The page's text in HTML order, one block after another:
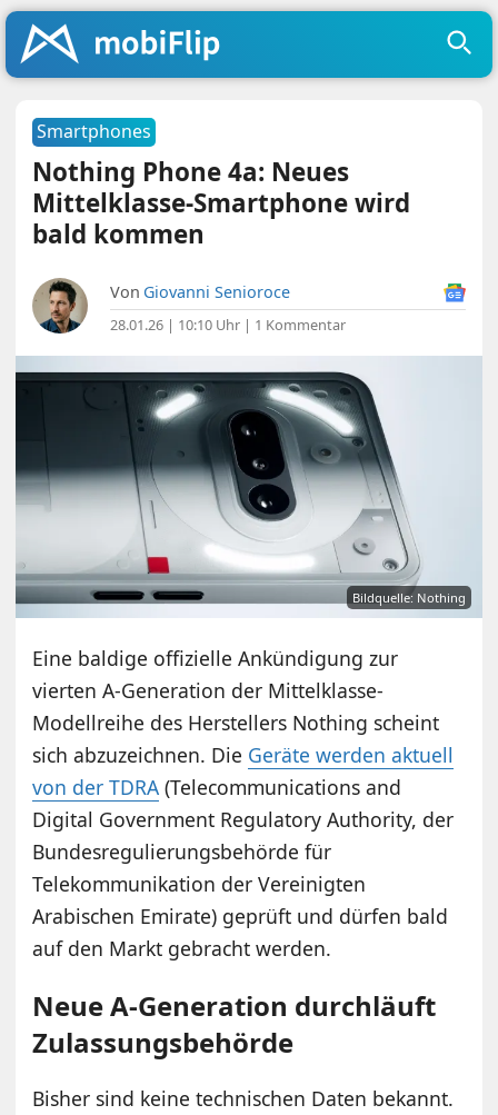
Smartphones
Nothing Phone 4a: Neues
Mittelklasse-Smartphone wird
bald kommen
Von Giovanni Senioroce
28.01.26 | 10:10 Uhr | 1 Kommentar
Bildquelle: Nothing
Eine baldige offizielle Ankündigung zur
vierten A-Generation der Mittelklasse-
Modellreihe des Herstellers Nothing scheint
sich abzuzeichnen. Die Geräte werden aktuell
von der TDRA (Telecommunications and
Digital Government Regulatory Authority, der
Bundesregulierungsbehörde für
Telekommunikation der Vereinigten
Arabischen Emirate) geprüft und dürfen bald
auf den Markt gebracht werden.
Neue A-Generation durchläuft
Zulassungsbehörde
Bisher sind keine technischen Daten bekannt.